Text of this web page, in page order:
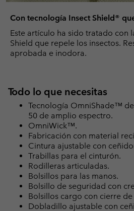
Con tecnología Insect Shield®
Este artículo ha sido tratado con
Shield que repele los insectos.
aprobada e inodora.
Todo lo que necesitas
Tecnología OmniShade™
50 de amplio espectro.
OmniWick™.
Fabricación con material
Cintura ajustable con
Trabillas para el cinturón.
Rodilleras articuladas.
Bolsillos para las manos.
Bolsillo de seguridad con
Bolsillos cargo con cierre
Dobladillo ajustable con